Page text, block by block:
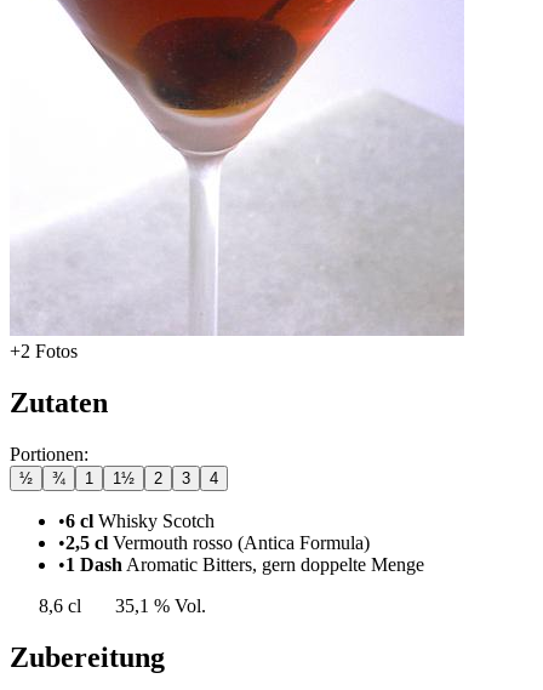
+2 Fotos
Zutaten
Portionen:
½ ¾ 1 1½ 2 3 4
•6 cl Whisky Scotch
•2,5 cl Vermouth rosso (Antica Formula)
•1 Dash Aromatic Bitters, gern doppelte Menge
8,6 cl
35,1 % Vol.
Zubereitung